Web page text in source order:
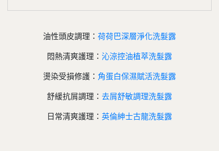
油性頭皮調理： 荷荷巴深層淨化洗髮露
悶熱清爽護理： 沁涼控油植萃洗髮露
燙染受損修護： 角蛋白保濕賦活洗髮露
舒緩抗屑調理： 去屑舒敏調理洗髮露
日常清爽護理： 英倫紳士古龍洗髮露